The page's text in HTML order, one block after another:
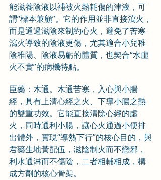
能滋養陰液以補被火熱耗傷的津液，可
謂“標本兼顧”。它的作用並非直接瀉火，
而是通過滋陰來制約心火，避免了苦寒
瀉火導致的陰液更傷，尤其適合小兒稚
陰稚陽、陰液易虧的體質，也契合“水虛
火不實”的病機特點。
臣藥：木通。木通苦寒，入心與小腸
經，具有上清心經之火、下導小腸之熱
的雙重功效。它能直接清除心經的虛
火，同時通利小腸，讓心火通過小便排
出體外，實現“導熱下行”的核心目的，與
君藥生地黃配伍，滋陰制火而不戀邪，
利水通淋而不傷陰，二者相輔相成，構
成方劑的核心骨架。